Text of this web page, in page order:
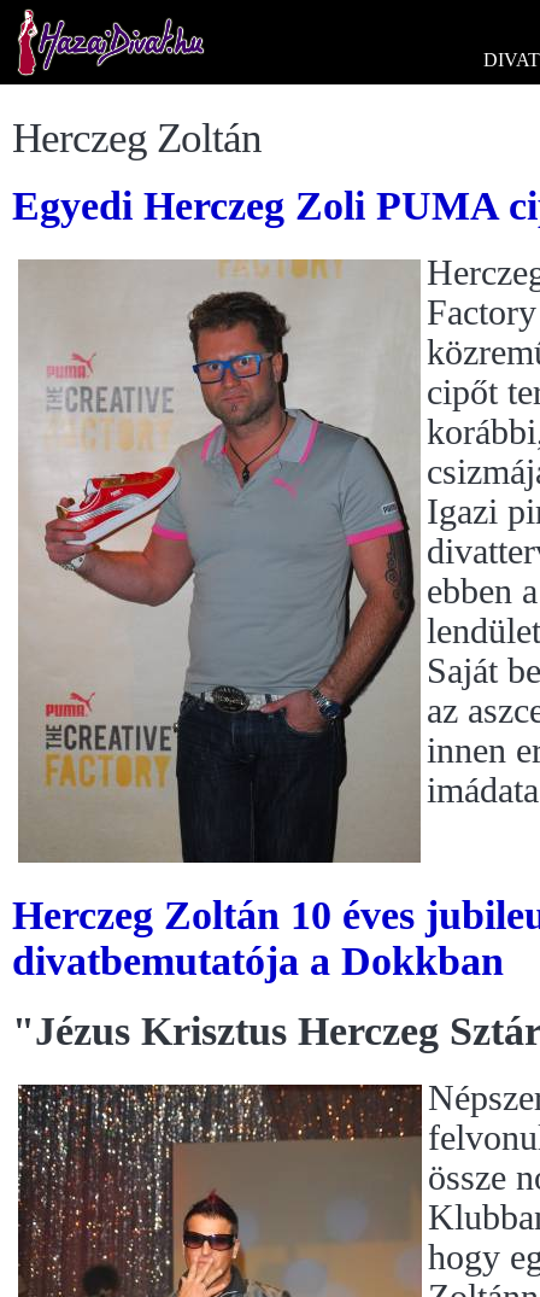
DIVAT
Herczeg Zoltán
Egyedi Herczeg Zoli PUMA
cipőt
Igazi
ebben
Saját
az
innen
Herczeg Zoltán 10 éves
divatbemutatója a Dokkban
"Jézus Krisztus Herczeg
össze
hogy